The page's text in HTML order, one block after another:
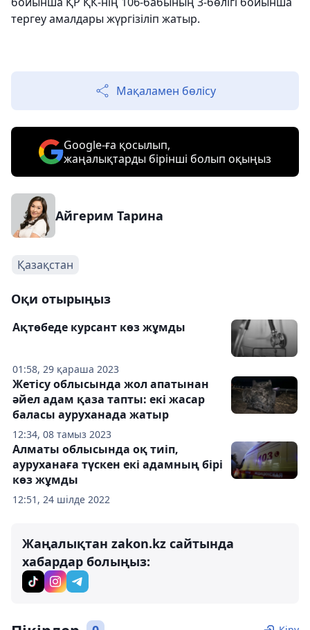
тергеу амалдары жүргізіліп жатыр.
Мақаламен бөлісу
Google-ға қосылып,
жаңалықтарды бірінші болып оқыңыз
Айгерим Тарина
Қазақстан
Оқи отырыңыз
01:58, 29 қараша 2023
Ақтөбеде курсант көз жұмды
12:34, 08 тамыз 2023
Жетісу облысында жол апатынан
әйел адам қаза тапты: екі жасар
баласы ауруханада жатыр
12:51, 24 шілде 2022
Алматы облысында оқ тиіп,
ауруханаға түскен екі адамның бірі
көз жұмды
Жаңалықтан zakon.kz сайтында
хабардар болыңыз: